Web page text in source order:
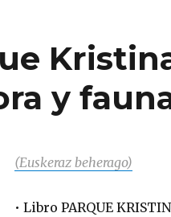
y
(Euskeraz beherago)
• Libro PARQUE